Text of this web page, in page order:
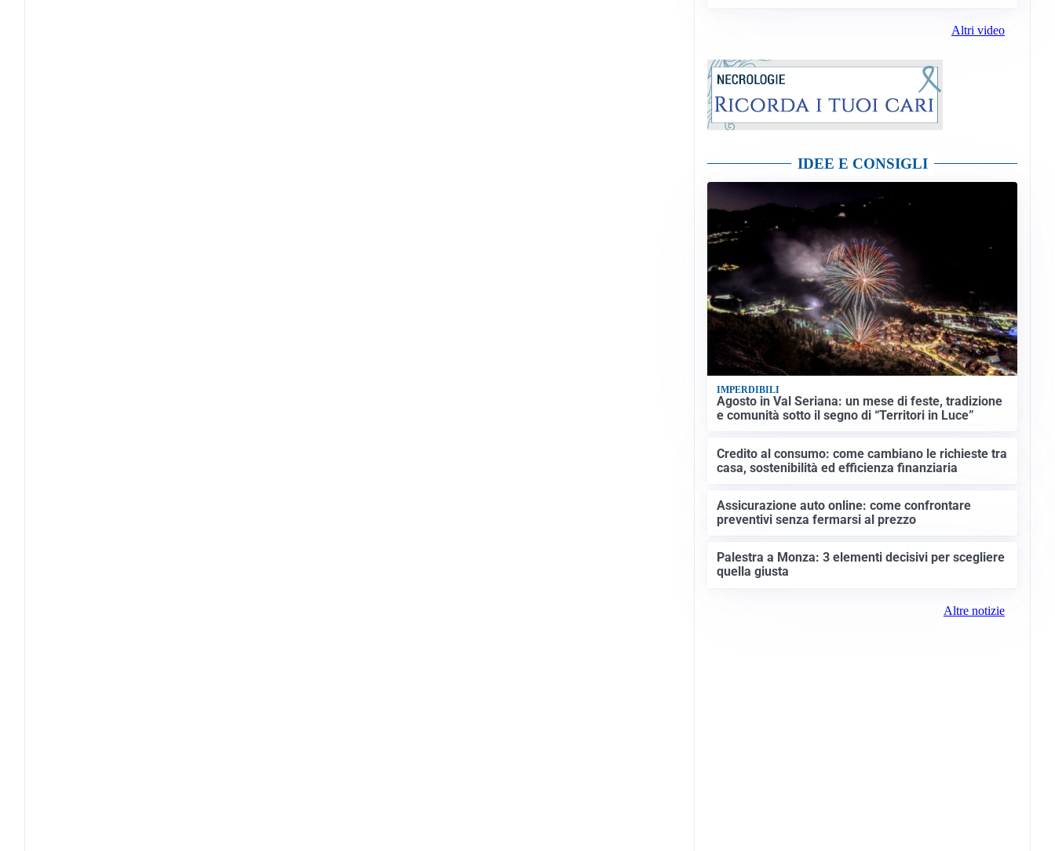
Altri video
IDEE E CONSIGLI
IMPERDIBILI
Agosto in Val Seriana: un mese di feste, tradizione
e comunità sotto il segno di “Territori in Luce”
Credito al consumo: come cambiano le richieste tra
casa, sostenibilità ed efficienza finanziaria
Assicurazione auto online: come confrontare
preventivi senza fermarsi al prezzo
Palestra a Monza: 3 elementi decisivi per scegliere
quella giusta
Altre notizie